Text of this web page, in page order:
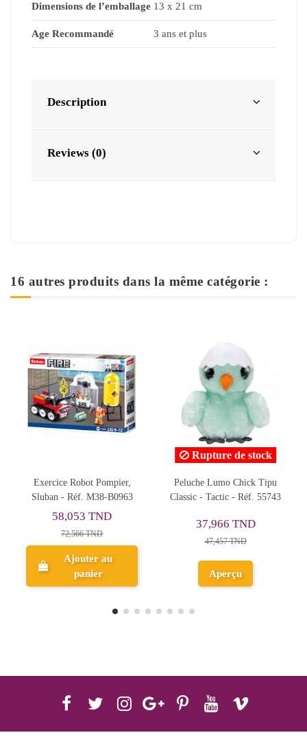
Dimensions de l’emballage 13 x 21 cm
Age Recommandé 3 ans et plus
Description
Reviews (0)
16 autres produits dans la même catégorie :
Peluche Lumo Chick Tipu
Classic - Tactic - Réf. 55743
37,966 TND
Aperçu
Palette de Maquillage,
Barbie All in One Beauty
130,805 TND
Ajouter au